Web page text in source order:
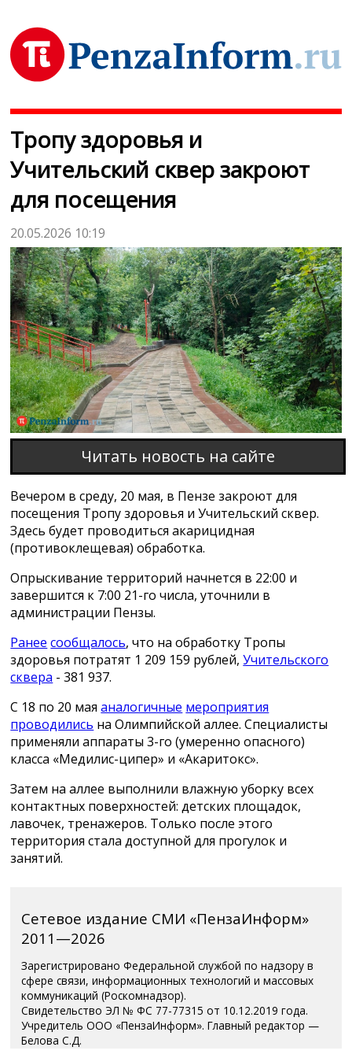
Тропу здоровья и
Учительский сквер закроют
для посещения
20.05.2026 10:19
Читать новость на сайте
Вечером в среду, 20 мая, в Пензе закроют для
посещения Тропу здоровья и Учительский сквер.
Здесь будет проводиться акарицидная
(противоклещевая) обработка.
Опрыскивание территорий начнется в 22:00 и
завершится к 7:00 21-го числа, уточнили в
администрации Пензы.
Ранее сообщалось, что на обработку Тропы
здоровья потратят 1 209 159 рублей,Учительского
сквера - 381 937.
С 18 по 20 маяаналогичные мероприятия
проводились на Олимпийской аллее. Специалисты
применяли аппараты 3-го (умеренно опасного)
класса «Медилис-ципер» и «Акаритокс».
Затем на аллее выполнили влажную уборку всех
контактных поверхностей: детских площадок,
лавочек, тренажеров. Только после этого
территория стала доступной для прогулок и
занятий.
Сетевое издание СМИ «ПензаИнформ»
2011—2026
Зарегистрировано Федеральной службой по надзору в
сфере связи, информационных технологий и массовых
коммуникаций (Роскомнадзор).
Свидетельство ЭЛ № ФС 77-77315 от 10.12.2019 года.
Учредитель ООО «ПензаИнформ». Главный редактор —
Белова С.Д.